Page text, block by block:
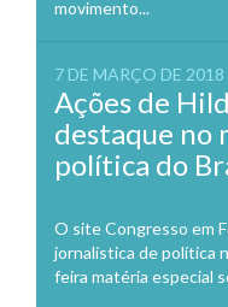
movimento...
7 DE MARÇO DE 2018
Ações de
destaque no
política do
O site Congresso em
jornalística de política
feira matéria especial